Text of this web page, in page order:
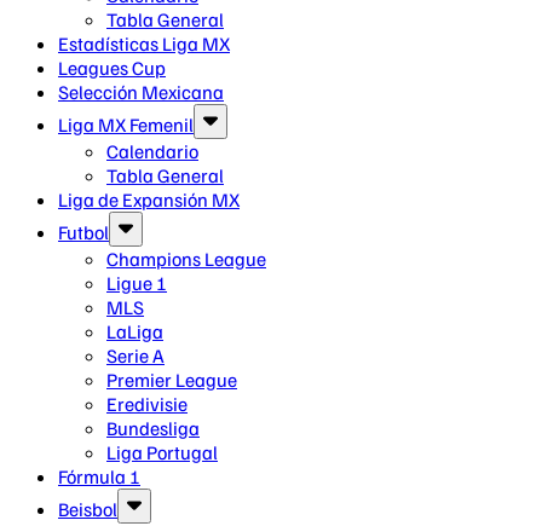
Tabla General
Estadísticas Liga MX
Leagues Cup
Selección Mexicana
Liga MX Femenil
Calendario
Tabla General
Liga de Expansión MX
Futbol
Champions League
Ligue 1
MLS
LaLiga
Serie A
Premier League
Eredivisie
Bundesliga
Liga Portugal
Fórmula 1
Beisbol